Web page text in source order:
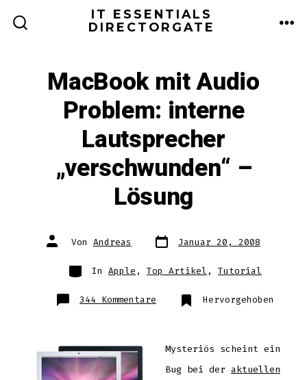
Inhalt
IT ESSENTIALS
DIRECTORGATE
MacBook mit Audio
Problem: interne
Lautsprecher
„verschwunden“ –
Lösung
Autor
des Von Andreas Datum
des
Januar 20, 2008
Kategorien
In Apple , Top Artikel , Tutorial
344 Kommentare
MacBook
Lautsprecher
„verschwunden“
Lösung
Hervorgehoben
Mysteriös scheint ein
Bug bei der aktuellen